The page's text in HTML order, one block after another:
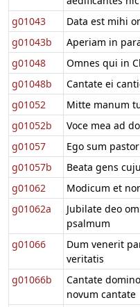
g01043 Data est mihi
g01043b
Aperiam in
g01048
Omnes qui in
g01048b
Cantate ei
g01052
Mitte manum
g01052b
Voce mea ad
g01057
Ego sum
g01057b
Beata gens
g01062
Modicum et
g01062a
Jubilate deo
psalmum
g01066
Dum venerit
veritatis
g01066b
Cantate
novum cantate